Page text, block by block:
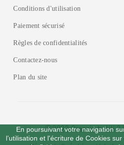
Conditions d'utilisation
Paiement sécurisé
Règles de confidentialités
Contactez-nous
Plan du site
En poursuivant votre navigation
l’utilisation et l'écriture de Cookies
©2023 Connais-tu Lili ?